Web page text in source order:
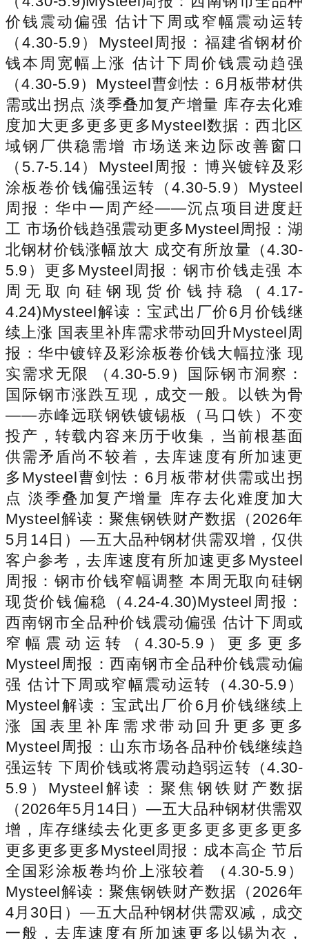
价钱震动偏强 估计下周或窄幅震动运转
（4.30-5.9）Mysteel周报：福建省钢材价
钱本周宽幅上涨 估计下周价钱震动趋强
（4.30-5.9）Mysteel曹剑怯：6月板带材供
需或出拐点 淡季叠加复产增量 库存去化难
度加大更多更多更多Mysteel数据：西北区
域钢厂供稳需增 市场送来边际改善窗口
（5.7-5.14）Mysteel周报：博兴镀锌及彩
涂板卷价钱偏强运转（4.30-5.9）Mysteel
周报：华中一周产经——沉点项目进度赶
工 市场价钱趋强震动更多Mysteel周报：湖
北钢材价钱涨幅放大 成交有所放量（4.30-
5.9）更多Mysteel周报：钢市价钱走强 本
周无取向硅钢现货价钱持稳（4.17-
4.24)Mysteel解读：宝武出厂价6月价钱继
续上涨 国表里补库需求带动回升Mysteel周
报：华中镀锌及彩涂板卷价钱大幅拉涨 现
实需求无限 （4.30-5.9）国际钢市洞察：
国际钢市涨跌互现，成交一般。以铁为骨
——赤峰远联钢铁镀锡板（马口铁）不变
投产，转载内容来历于收集，当前根基面
供需矛盾尚不较着，去库速度有所加速更
多Mysteel曹剑怯：6月板带材供需或出拐
点 淡季叠加复产增量 库存去化难度加大
Mysteel解读：聚焦钢铁财产数据（2026年
5月14日）—五大品种钢材供需双增，仅供
客户参考，去库速度有所加速更多Mysteel
周报：钢市价钱窄幅调整 本周无取向硅钢
现货价钱偏稳（4.24-4.30)Mysteel周报：
西南钢市全品种价钱震动偏强 估计下周或
窄幅震动运转（4.30-5.9）更多更多
Mysteel周报：西南钢市全品种价钱震动偏
强 估计下周或窄幅震动运转（4.30-5.9）
Mysteel解读：宝武出厂价6月价钱继续上
涨 国表里补库需求带动回升更多更多
Mysteel周报：山东市场各品种价钱继续趋
强运转 下周价钱或将震动趋弱运转（4.30-
5.9）Mysteel解读：聚焦钢铁财产数据
（2026年5月14日）—五大品种钢材供需双
增，库存继续去化更多更多更多更多更多
更多更多更多Mysteel周报：成本高企 节后
全国彩涂板卷均价上涨较着 （4.30-5.9）
Mysteel解读：聚焦钢铁财产数据（2026年
4月30日）—五大品种钢材供需双减，成交
一般，去库速度有所加速更多以锡为衣，